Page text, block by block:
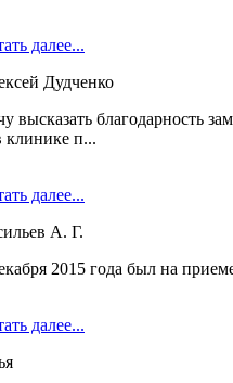
далее...
Дудченко
высказать благодарность
клинике п...
далее...
А. Г.
2015 года был на
далее...